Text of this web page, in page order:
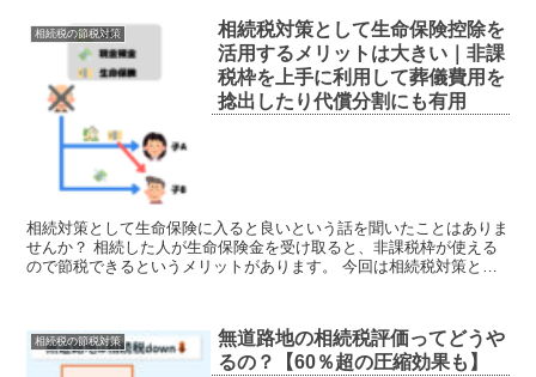
相続税の節税対策
相続税対策として生命保険控除を
活用するメリットは大きい｜非課
税枠を上手に利用して葬儀費用を
捻出したり代償分割にも有用
相続対策として生命保険に入ると良いという話を聞いたことはありま
せんか？ 相続した人が生命保険金を受け取ると、非課税枠が使える
ので節税できるというメリットがあります。 今回は相続税対策とし
相続税の節税対策
無道路地の相続税評価ってどうや
るの？【60％超の圧縮効果も】